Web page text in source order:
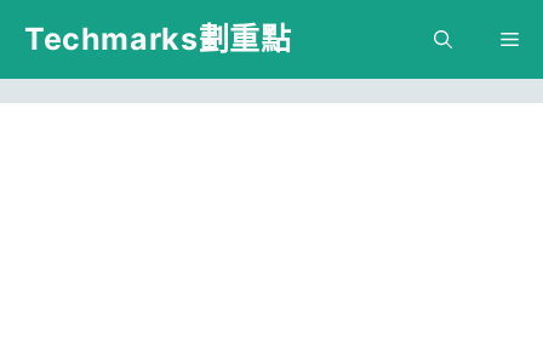
跳
主
Techmarks劃重點